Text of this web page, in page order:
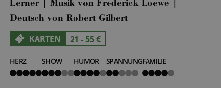
Lerner | Musik von Frederick Loewe |
Deutsch von Robert Gilbert
KARTEN 21 - 55 €
HERZ
5
von
SHOW
3
von
HUMOR
4
von
SPANNUNG
2
von
FAMILIE
4
von